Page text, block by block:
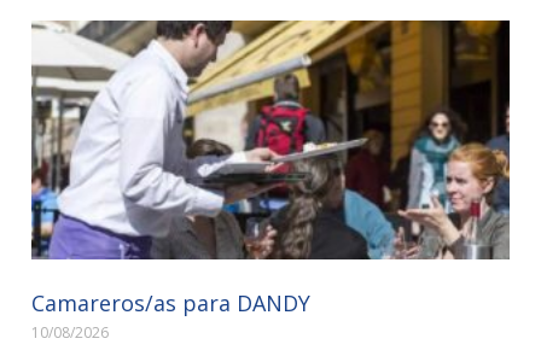
Camareros/as para DANDY
10/08/2026